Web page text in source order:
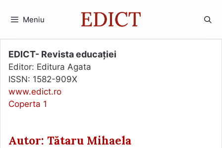
Meniu
EDICT- Revista educației
Editor: Editura Agata
ISSN: 1582-909X
www.edict.ro
Coperta 1
Autor: Tătaru Mihaela